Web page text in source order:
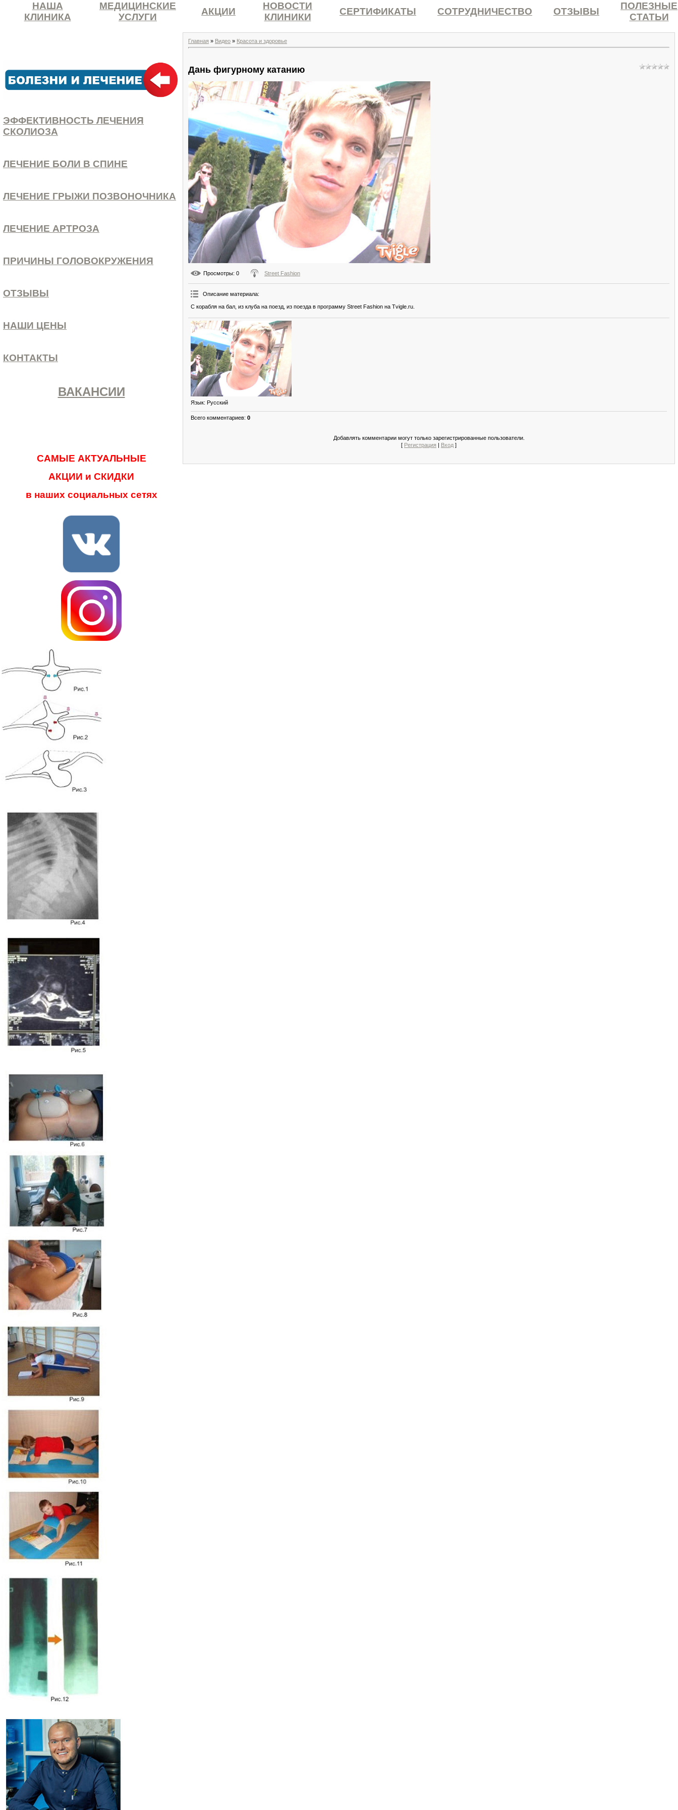
НАША
КЛИНИКА
МЕДИЦИНСКИЕ
УСЛУГИ
АКЦИИ
НОВОСТИ
КЛИНИКИ
СЕРТИФИКАТЫ СОТРУДНИЧЕСТВО ОТЗЫВЫ
ПОЛЕЗНЫЕ
СТАТЬИ
ЭФФЕКТИВНОСТЬ ЛЕЧЕНИЯ
СКОЛИОЗА
ЛЕЧЕНИЕ БОЛИ В СПИНЕ
ЛЕЧЕНИЕ ГРЫЖИ ПОЗВОНОЧНИКА
ЛЕЧЕНИЕ АРТРОЗА
ПРИЧИНЫ ГОЛОВОКРУЖЕНИЯ
ОТЗЫВЫ
НАШИ ЦЕНЫ
КОНТАКТЫ
ВАКАНСИИ
САМЫЕ АКТУАЛЬНЫЕ
АКЦИИ и СКИДКИ
в наших социальных сетях
Главная » Видео » Красота и здоровье
Дань фигурному катанию
Просмотры: 0 Street Fashion
Описание материала:
С корабля на бал, из клуба на поезд, из поезда в программу Street Fashion на Tvigle.ru.
Язык: Русский
Всего комментариев: 0
Добавлять комментарии могут только зарегистрированные пользователи.
[ Регистрация | Вход ]